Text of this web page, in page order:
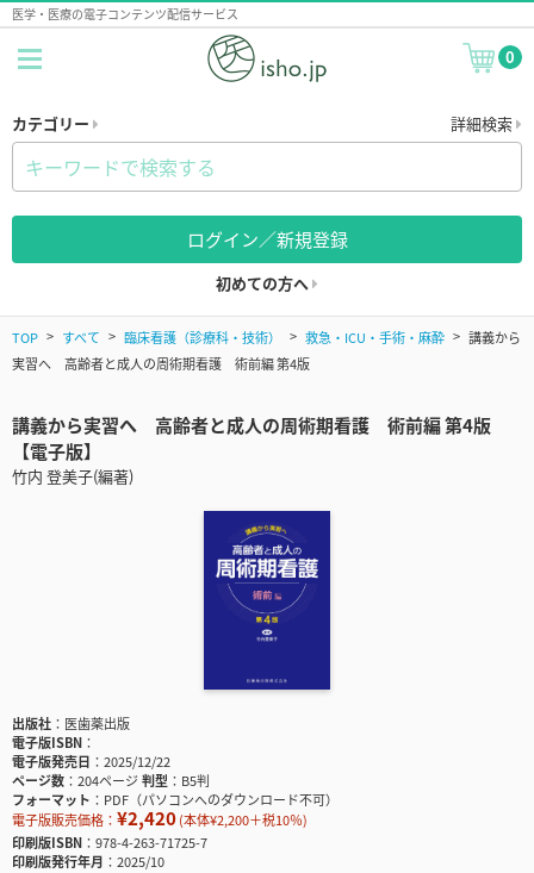
医学・医療の電子コンテンツ配信サービス
0
カテゴリー 詳細検索
ログイン／新規登録
初めての方へ
TOP すべて 臨床看護（診療科・技術） 救急・ICU・手術・麻酔
講義から
実習へ 高齢者と成人の周術期看護 術前編 第4版
講義から実習へ 高齢者と成人の周術期看護 術前編 第4版
【電子版】
竹内 登美子(編著)
出版社
医歯薬出版
電子版ISBN
電子版発売日
2025/12/22
ページ数
204ページ判型
B5判
フォーマット
PDF（パソコンへのダウンロード不可）
電子版販売価格： ¥2,420(本体¥2,200＋税10％)
印刷版ISBN
978-4-263-71725-7
印刷版発行年月
2025/10